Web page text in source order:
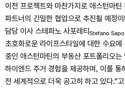
이전 프로젝트와 마찬가지로 애스턴마
파트너의 긴밀한 협업으로 추진될 예정
담당 이사 스테파노 사포레티Stefano
초호화로운 라이프스타일에 대한 수요
중인 애스턴마틴의 부동산 포트폴리오
하이엔드 주거 경험을 제공하며, 이를
전 세계적으로 더욱 공고히 하고 있다.”